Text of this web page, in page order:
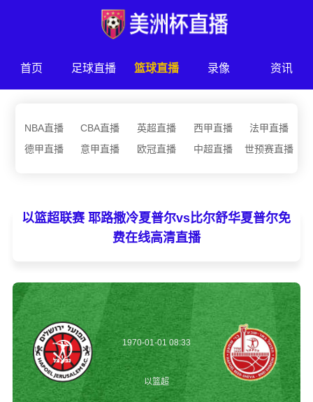
首页 足球直播 篮球直播 录像 资讯
NBA直播 CBA直播 英超直播 西甲直播
法甲直播
德甲直播
意甲直播 欧冠直播 中超直播 世预赛直播
以篮超联赛 耶路撒冷夏普尔vs比尔舒华夏普尔免
费在线高清直播
1970-01-01 08:33
以篮超